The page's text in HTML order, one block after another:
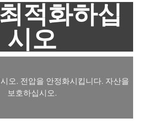
적화하십
시오
오. 전압을 안정화시킵니다. 자산을
보호하십시오.